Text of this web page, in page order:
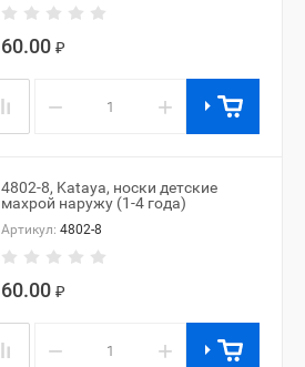
60.00 ₽
− +
4802-8, Kataya, носки детские
махрой наружу (1-4 года)
Артикул: 4802-8
60.00 ₽
− +